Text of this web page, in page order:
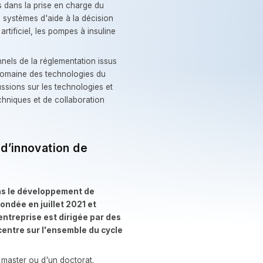
la prise en charge du
d'aide à la décision
les pompes à insuline
de la réglementation issus
des technologies du
sur les technologies et
et de collaboration
de
le développement de
en juillet 2021 et
est dirigée par des
sur l'ensemble du cycle
ou d'un doctorat.